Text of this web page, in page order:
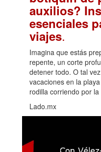
auxilios?
esenciales
viajes.
Imagina que estás
repente, un corte
detener todo. O tal
vacaciones en la
rodilla corriendo por la
Lado.mx